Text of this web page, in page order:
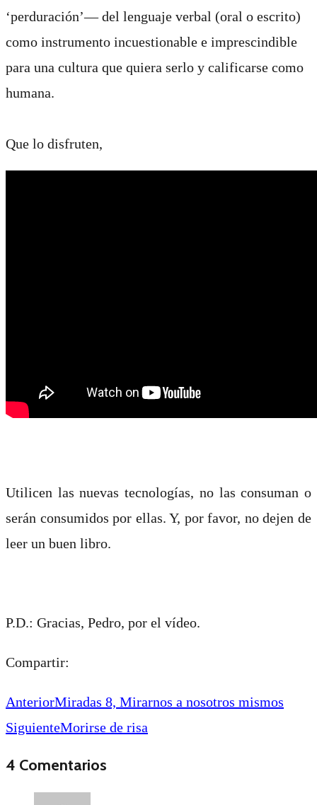
‘perduración’― del lenguaje verbal (oral o escrito)
como instrumento incuestionable e imprescindible
para una cultura que quiera serlo y calificarse como
humana.
Que lo disfruten,
Utilicen las nuevas tecnologías, no las consuman o
serán consumidos por ellas. Y, por favor, no dejen de
leer un buen libro.
P.D.: Gracias, Pedro, por el vídeo.
Compartir:
AnteriorMiradas 8, Mirarnos a nosotros mismos
SiguienteMorirse de risa
4 Comentarios